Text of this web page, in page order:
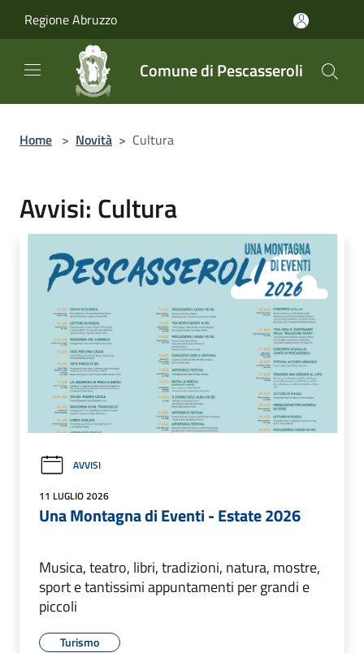
Regione Abruzzo
Comune di Pescasseroli
Home > Novità > Cultura
Avvisi: Cultura
AVVISI
11 LUGLIO 2026
Una Montagna di Eventi - Estate 2026
Musica, teatro, libri, tradizioni, natura, mostre,
sport e tantissimi appuntamenti per grandi e
piccoli
Turismo